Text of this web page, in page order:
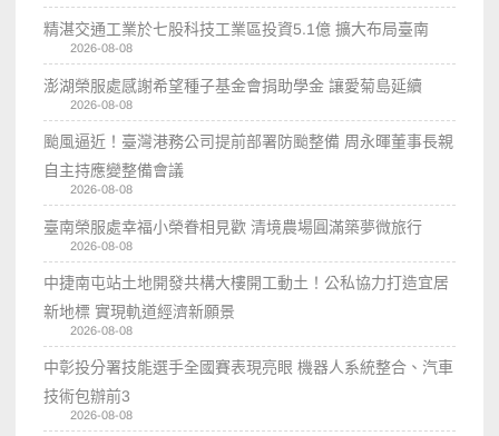
精湛交通工業於七股科技工業區投資5.1億 擴大布局臺南
2026-08-08
澎湖榮服處感謝希望種子基金會捐助學金 讓愛菊島延續
2026-08-08
颱風逼近！臺灣港務公司提前部署防颱整備 周永暉董事長親
自主持應變整備會議
2026-08-08
臺南榮服處幸福小榮眷相見歡 清境農場圓滿築夢微旅行
2026-08-08
中捷南屯站土地開發共構大樓開工動土！公私協力打造宜居
新地標 實現軌道經濟新願景
2026-08-08
中彰投分署技能選手全國賽表現亮眼 機器人系統整合、汽車
技術包辦前3
2026-08-08